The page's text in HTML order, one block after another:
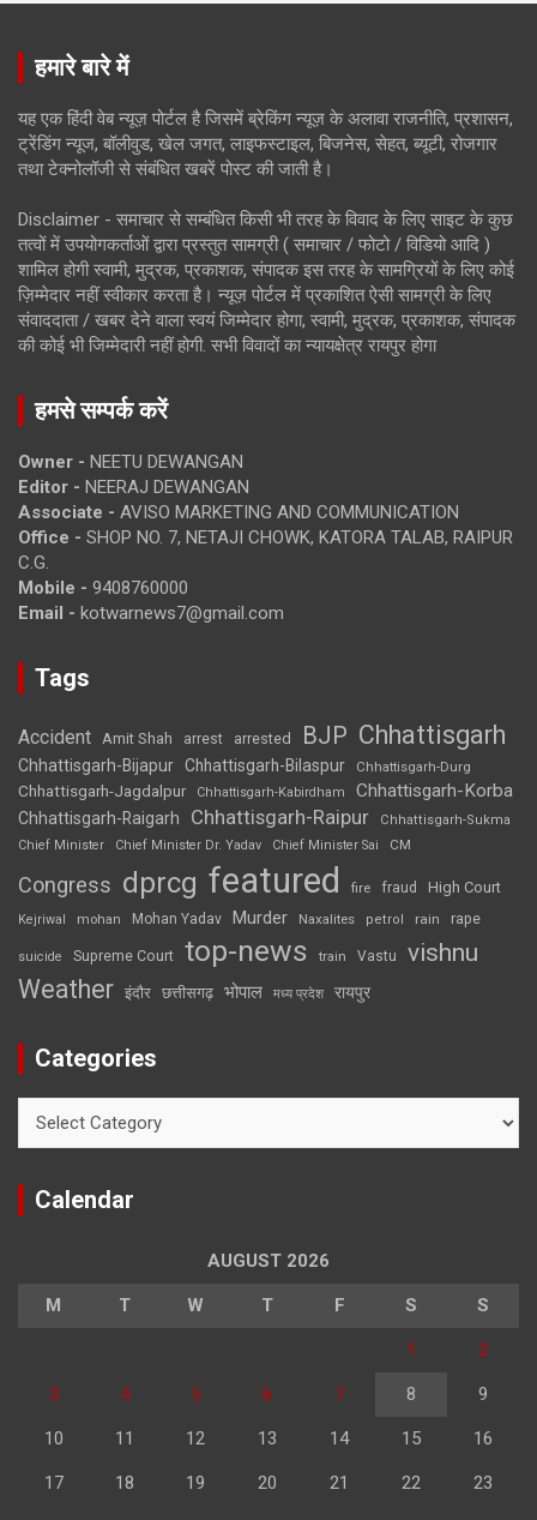
हमारे बारे में
यह एक हिंदी वेब न्यूज़ पोर्टल है जिसमें ब्रेकिंग न्यूज़ के अलावा राजनीति, प्रशासन,
ट्रेंडिंग न्यूज, बॉलीवुड, खेल जगत, लाइफस्टाइल, बिजनेस, सेहत, ब्यूटी, रोजगार
तथा टेक्नोलॉजी से संबंधित खबरें पोस्ट की जाती है।
Disclaimer - समाचार से सम्बंधित किसी भी तरह के विवाद के लिए साइट के कुछ
तत्वों में उपयोगकर्ताओं द्वारा प्रस्तुत सामग्री ( समाचार / फोटो / विडियो आदि )
शामिल होगी स्वामी, मुद्रक, प्रकाशक, संपादक इस तरह के सामग्रियों के लिए कोई
ज़िम्मेदार नहीं स्वीकार करता है। न्यूज़ पोर्टल में प्रकाशित ऐसी सामग्री के लिए
संवाददाता / खबर देने वाला स्वयं जिम्मेदार होगा, स्वामी, मुद्रक, प्रकाशक, संपादक
की कोई भी जिम्मेदारी नहीं होगी. सभी विवादों का न्यायक्षेत्र रायपुर होगा
हमसे सम्पर्क करें
Owner - NEETU DEWANGAN
Editor - NEERAJ DEWANGAN
Associate - AVISO MARKETING AND COMMUNICATION
Office - SHOP NO. 7, NETAJI CHOWK, KATORA TALAB, RAIPUR
C.G.
Mobile - 9408760000
Email - kotwarnews7@gmail.com
Tags
Accident Amit Shah arrest arrested BJP Chhattisgarh
Chhattisgarh-Bijapur Chhattisgarh-Bilaspur Chhattisgarh-Durg
Chhattisgarh-Jagdalpur Chhattisgarh-Kabirdham Chhattisgarh-Korba
Chhattisgarh-Raigarh Chhattisgarh-Raipur
Chhattisgarh-Sukma
Chief Minister
Chief Minister Dr. Yadav Chief Minister Sai CM
Congress dprcg featured fire fraud High Court
Kejriwal mohan Mohan Yadav Murder Naxalites petrol rain rape
suicide Supreme Court top-news train Vastu vishnu
Weather इंदौर छत्तीसगढ़ भोपाल मध्य प्रदेश रायपुर
Categories
Calendar
AUGUST 2026
M T W T F S S
1 2
3 4 5 6 7 8 9
10 11 12 13 14 15 16
17 18 19 20 21 22 23